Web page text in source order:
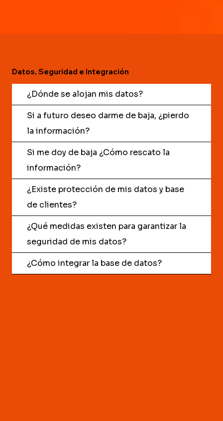
Datos, Seguridad e Integración
¿Dónde se alojan mis datos?
Si a futuro deseo darme de baja, ¿pierdo
la información?
Si me doy de baja ¿Cómo rescato la
información?
¿Existe protección de mis datos y base
de clientes?
¿Qué medidas existen para garantizar la
seguridad de mis datos?
¿Cómo integrar la base de datos?